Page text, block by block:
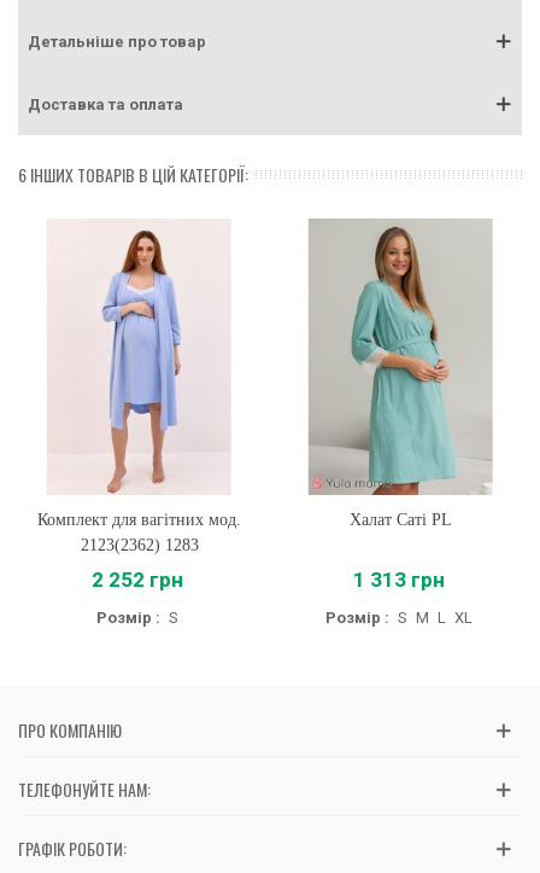
Детальніше про товар
Доставка та оплата
6 ІНШИХ ТОВАРІВ В ЦІЙ КАТЕГОРІЇ:
Комплект для вагітних мод.
2123(2362) 1283
2 252 грн
Розмір : S
Халат Саті PL
1 313 грн
Розмір : S M L XL
ПРО КОМПАНІЮ
ТЕЛЕФОНУЙТЕ НАМ:
ГРАФІК РОБОТИ: